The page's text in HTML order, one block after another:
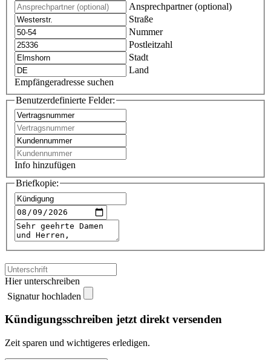
Ansprechpartner (optional)
Straße
Nummer
Postleitzahl
Stadt
Land
Empfängeradresse suchen
Benutzerdefinierte Felder:
Info hinzufügen
Briefkopie:
Hier unterschreiben
Signatur hochladen
Kündigungsschreiben jetzt direkt versenden
Zeit sparen und wichtigeres erledigen.